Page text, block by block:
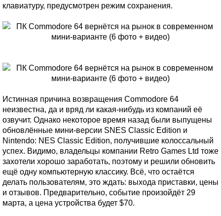
клавиатуру, предусмотрен режим сохранения.
Истинная причина возвращения Commodore 64
неизвестна, да и вряд ли какая-нибудь из компаний её
озвучит. Однако некоторое время назад были выпущены
обновлённые мини-версии SNES Classic Edition и
Nintendo: NES Classic Edition, получившие колоссальный
успех. Видимо, владельцы компании Retro Games Ltd тоже
захотели хорошо заработать, поэтому и решили обновить
ещё одну компьютерную классику. Всё, что остаётся
делать пользователям, это ждать: выхода приставки, цены
и отзывов. Предварительно, событие произойдёт 29
марта, а цена устройства будет $70.